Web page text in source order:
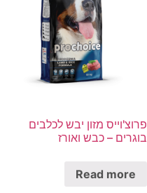
פרוצ'וייס מזון יבש לכלבים
בוגרים – כבש ואורז
Read more